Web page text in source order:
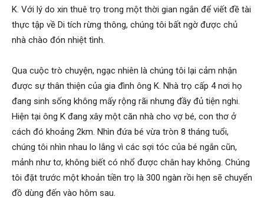
cong
tham
K. Với lý do xin thuê trọ trong một thời gian ngắn để viết đề tài
thực tập về Di tích rừng thông, chúng tôi bất ngờ được chủ
nhà chào đón nhiệt tình.
Qua cuộc trò chuyện, ngạc nhiên là chúng tôi lại cảm nhận
được sự thân thiện của gia đình ông K. Nhà trọ cấp 4 nơi họ
đang sinh sống không mấy rộng rãi nhưng đầy đủ tiện nghi.
Hiện tại ông K đang xây một căn nhà cho vợ bé, con thơ ở
cách đó khoảng 2km. Nhìn đứa bé vừa tròn 8 tháng tuổi,
chúng tôi nhìn nhau lo lắng vì các sợi tóc của bé ngắn cũn,
mảnh như tơ, không biết có nhổ được chân hay không. Chúng
tôi đặt trước một khoản tiền trọ là 300 ngàn rồi hẹn sẽ chuyển
đồ dùng đến vào hôm sau.